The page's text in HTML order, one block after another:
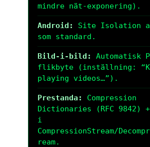
mindre nät-exponering).
Android:
Site Isolation
som standard.
Bild-i-bild:
Automatisk
flikbyte (inställning:
playing videos…”).
Prestanda:
Compression
Dictionaries (RFC 9842)
i
CompressionStream/
ream.